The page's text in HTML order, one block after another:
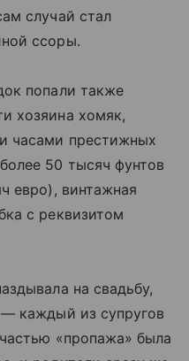
случай стал
ссоры.
попали также
хозяина хомяк,
часами престижных
50 тысяч фунтов
евро), винтажная
с реквизитом
на свадьбу,
каждый из супругов
«пропажа» была